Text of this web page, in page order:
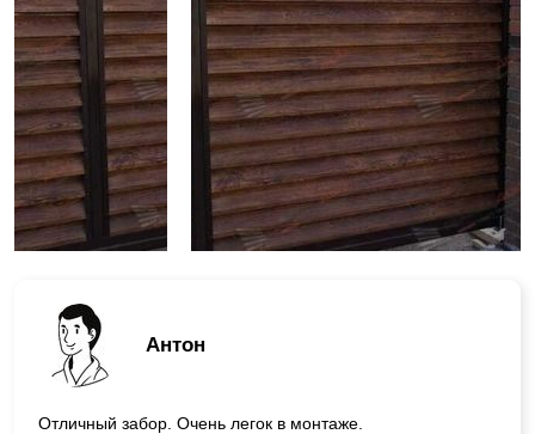
Антон
Отличный забор. Очень легок в монтаже.